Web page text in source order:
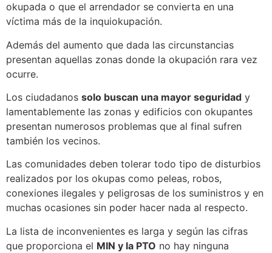
okupada o que el arrendador se convierta en una
víctima más de la inquiokupación.
Además del aumento que dada las circunstancias
presentan aquellas zonas donde la okupación rara vez
ocurre.
Los ciudadanos solo buscan una mayor seguridad y
lamentablemente las zonas y edificios con okupantes
presentan numerosos problemas que al final sufren
también los vecinos.
Las comunidades deben tolerar todo tipo de disturbios
realizados por los okupas como peleas, robos,
conexiones ilegales y peligrosas de los suministros y en
muchas ocasiones sin poder hacer nada al respecto.
La lista de inconvenientes es larga y según las cifras
que proporciona el MIN y la PTO no hay ninguna